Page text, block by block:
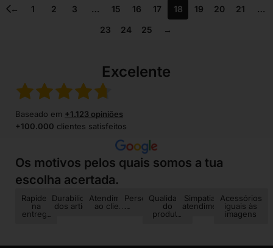
← 1 2 3 … 15 16 17 18 19 20 21
…
23
24 25 →
Excelente
Baseado em +1.123 opiniões
+100.000 clientes satisfeitos
Os motivos pelos quais somos a tua
escolha acertada.
Rapidez
na
entrega
Durabilidade
dos artigos
Atendimento
ao cliente
Personalização
Qualidade
do
produto
Simpatia no
atendimento
Acessórios
iguais às
imagens